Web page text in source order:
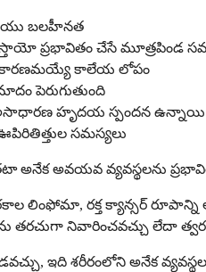
బలహీనత
ప్రభావితం చేసే మూత్రపిండ
కారణమయ్యే కాలేయ లోపం
పెరుగుతుంది
అసాధారణ హృదయ స్పందన ఉన్నాయి
సమస్యలు
అనేక అవయవ వ్యవస్థలను
రకాల లింఫోమా, రక్త క్యాన్సర్
నివారించవచ్చు లేదా త్వరగా
ఇది శరీరంలోని అనేక